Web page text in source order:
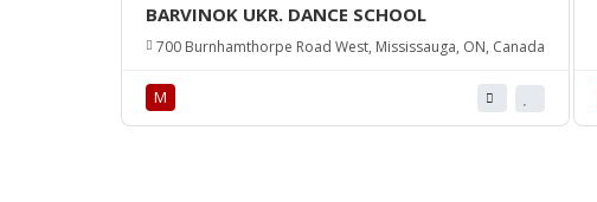
BARVINOK UKR. DANCE SCHOOL
700 Burnhamthorpe Road West, Mississauga, ON, Canada
М